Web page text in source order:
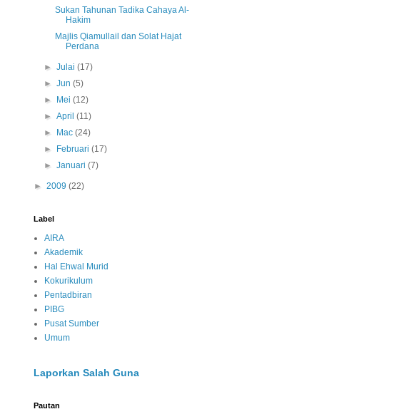
Sukan Tahunan Tadika Cahaya Al-
Hakim
Majlis Qiamullail dan Solat Hajat
Perdana
►Julai(17)
►Jun(5)
►
Mei(12)
►April(11)
►
Mac(24)
►
Februari(17)
►Januari(7)
► 2009 (22)
Label
AIRA
Akademik
Hal Ehwal Murid
Kokurikulum
Pentadbiran
PIBG
Pusat Sumber
Umum
Laporkan Salah Guna
Pautan